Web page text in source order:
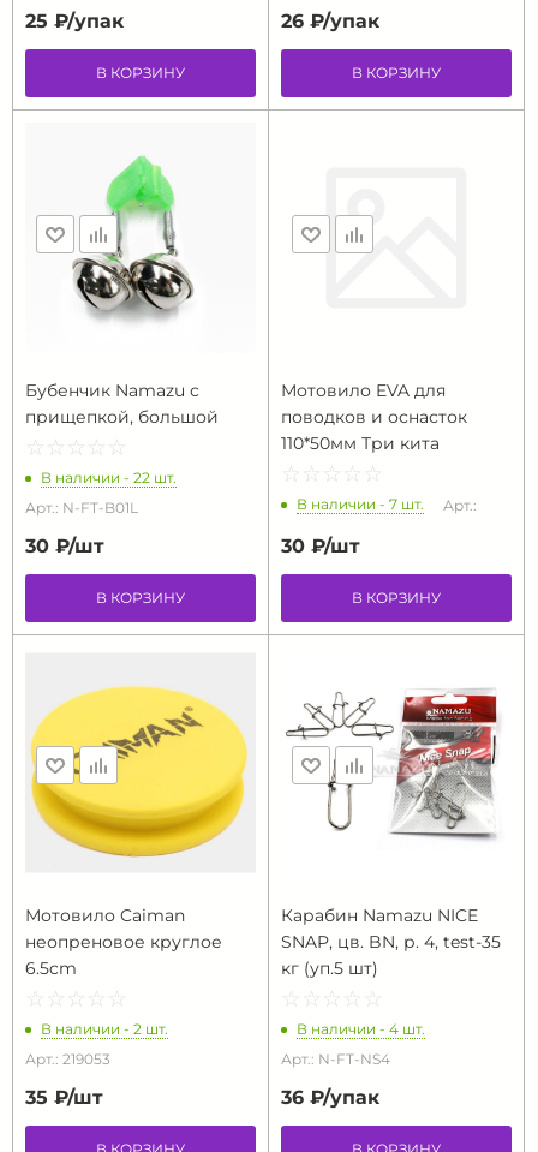
25 ₽/упак
В КОРЗИНУ
26 ₽/упак
В КОРЗИНУ
Бубенчик Namazu с
прищепкой, большой
☆ ☆ ☆ ☆ ☆
★ ★ ★ ★ ★
В наличии - 22 шт.
Арт.: N-FT-B01L
30 ₽/шт
В КОРЗИНУ
Мотовило EVA для
поводков и оснасток
110*50мм Три кита
☆ ☆ ☆ ☆ ☆
★ ★ ★ ★ ★
В наличии - 7 шт. Арт.:
30 ₽/шт
В КОРЗИНУ
Мотовило Caiman
неопреновое круглое
6.5cm
☆ ☆ ☆ ☆ ☆
★ ★ ★ ★ ★
В наличии - 2 шт.
Арт.: 219053
35 ₽/шт
Карабин Namazu NICE
SNAP, цв. BN, р. 4, test-35
кг (уп.5 шт)
☆ ☆ ☆ ☆ ☆
★ ★ ★ ★ ★
В наличии - 4 шт.
Арт.: N-FT-NS4
36 ₽/упак